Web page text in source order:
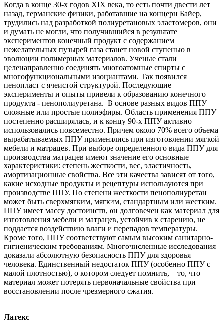
Когда в конце 30-х годов XIX века, то есть почти двести лет
назад, германские физики, работавшие на концерн Байер,
трудились над разработкой полиуретановых эластомеров, они
и думать не могли, что получившийся в результате
экспериментов конечный продукт с содержанием
нежелательных пузырей газа станет новой ступенью в
эволюции полимерных материалов. Ученые стали
целенаправленно соединять многоатомные спирты с
многофункциональными изоциантами. Так появился
пенопласт с ячеистой структурой. Последующие
эксперименты и опыты привели к образованию конечного
продукта - пенополиуретана. В основе разных видов ППУ –
сложные или простые полиэфиры. Область применения ППУ
постепенно расширялась, и к концу 90-х ППУ активно
использовались повсеместно. Причем около 70% всего объема
вырабатываемых ППУ применялись при изготовлении мягкой
мебели и матрацев. При выборе определенного вида ППУ для
производства матрацев имеют значение его основные
характеристики: степень жесткости, вес, эластичность,
амортизационные свойства. Все эти качества зависят от того,
какие исходные продукты и рецептуры используются при
производстве ППУ. По степени жесткости пенополиуретан
может быть сверхмягким, мягким, стандартным или жестким.
ППУ имеет массу достоинств, он долговечен как материал для
изготовления мебели и матрацев, устойчив к старению, не
поддается воздействию влаги и перепадов температуры.
Кроме того, ППУ соответствуют самым высоким санитарно-
гигиеническим требованиям. Многочисленные исследования
доказали абсолютную безопасность ППУ для здоровья
человека. Единственный недостаток ППУ (особенно ППУ с
малой плотностью), о котором следует помнить, – то, что
материал может потерять первоначальные свойства при
восстановлении после чрезмерного сжатия.
Латекс